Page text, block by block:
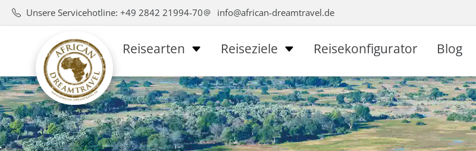
Unsere Servicehotline: +49 2842 21994-70 info@african-dreamtravel.de
Reisearten Reiseziele Reisekonfigurator Blog